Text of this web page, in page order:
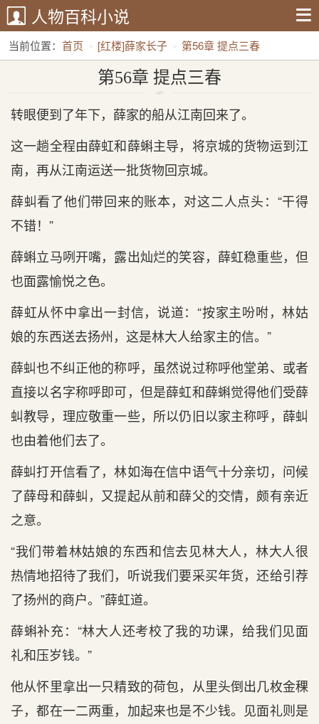
人物百科小说
当前位置： 首页 [红楼]薛家长子 第56章 提点三春
第56章 提点三春
转眼便到了年下，薛家的船从江南回来了。
这一趟全程由薛虹和薛蝌主导，将京城的货物运到江
南，再从江南运送一批货物回京城。
薛虯看了他们带回来的账本，对这二人点头：“干得
不错！”
薛蝌立马咧开嘴，露出灿烂的笑容，薛虹稳重些，但
也面露愉悦之色。
薛虹从怀中拿出一封信，说道：“按家主吩咐，林姑
娘的东西送去扬州，这是林大人给家主的信。”
薛虯也不纠正他的称呼，虽然说过称呼他堂弟、或者
直接以名字称呼即可，但是薛虹和薛蝌觉得他们受薛
虯教导，理应敬重一些，所以仍旧以家主称呼，薛虯
也由着他们去了。
薛虯打开信看了，林如海在信中语气十分亲切，问候
了薛母和薛虯，又提起从前和薛父的交情，颇有亲近
之意。
“我们带着林姑娘的东西和信去见林大人，林大人很
热情地招待了我们，听说我们要采买年货，还给引荐
了扬州的商户。”薛虹道。
薛蝌补充：“林大人还考校了我的功课，给我们见面
礼和压岁钱。”
他从怀里拿出一只精致的荷包，从里头倒出几枚金稞
子，都在一二两重，加起来也是不少钱。见面礼则是